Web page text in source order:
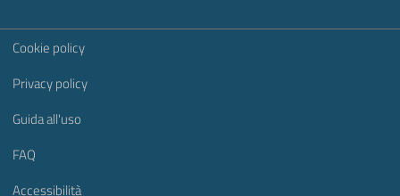
Sezione Link Utili
Cookie policy
Privacy policy
Guida all'uso
FAQ
Accessibilità